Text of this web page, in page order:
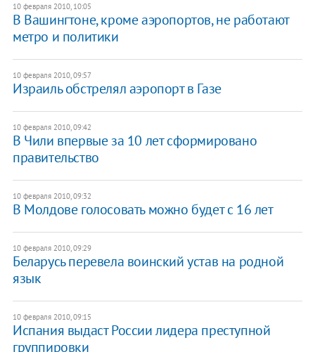
10 февраля 2010, 10:05
В Вашингтоне, кроме аэропортов, не работают
метро и политики
10 февраля 2010, 09:57
Израиль обстрелял аэропорт в Газе
10 февраля 2010, 09:42
В Чили впервые за 10 лет сформировано
правительство
10 февраля 2010, 09:32
В Молдове голосовать можно будет с 16 лет
10 февраля 2010, 09:29
Беларусь перевела воинский устав на родной
язык
10 февраля 2010, 09:15
Испания выдаст России лидера преступной
группировки